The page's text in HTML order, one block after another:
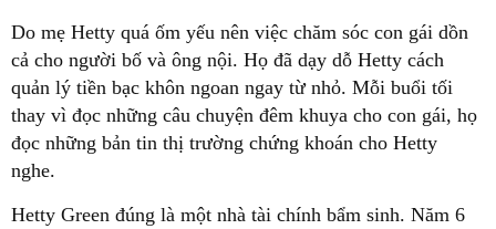
Do mẹ Hetty quá ốm yếu nên việc chăm sóc con gái dồn
cả cho người bố và ông nội. Họ đã dạy dỗ Hetty cách
quản lý tiền bạc khôn ngoan ngay từ nhỏ. Mỗi buổi tối
thay vì đọc những câu chuyện đêm khuya cho con gái, họ
đọc những bản tin thị trường chứng khoán cho Hetty
nghe.
Hetty Green đúng là một nhà tài chính bẩm sinh. Năm 6